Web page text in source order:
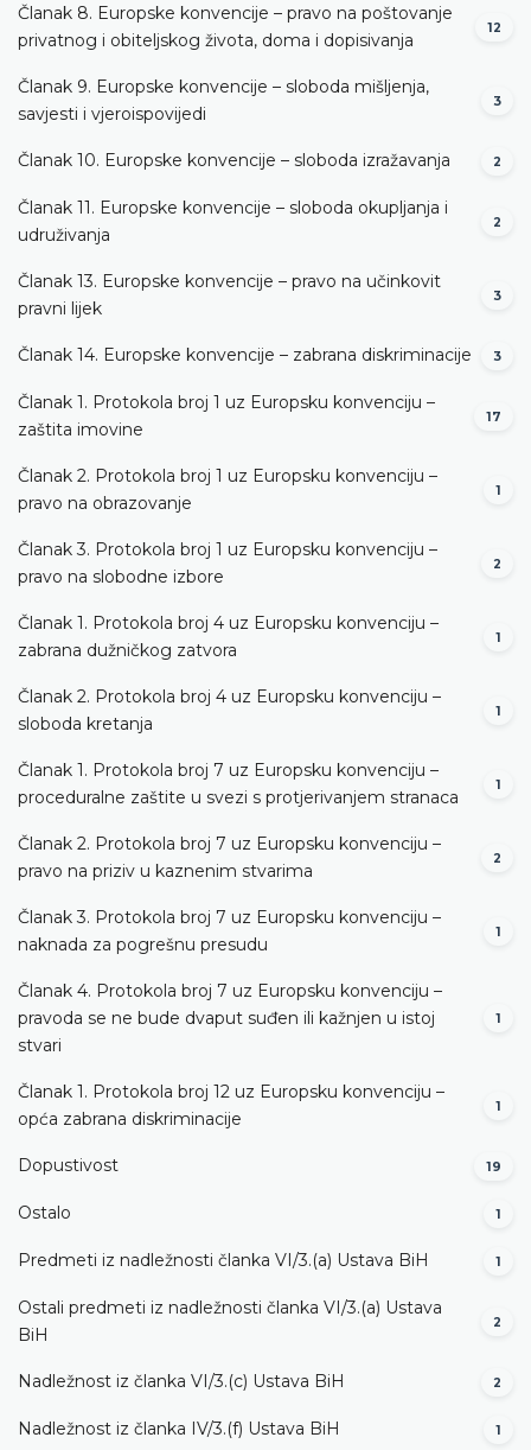
Članak 8. Europske konvencije – pravo na poštovanje
privatnog i obiteljskog života, doma i dopisivanja
12
Članak 9. Europske konvencije – sloboda mišljenja,
savjesti i vjeroispovijedi
3
Članak 10. Europske konvencije – sloboda izražavanja 2
Članak 11. Europske konvencije – sloboda okupljanja i
udruživanja
2
Članak 13. Europske konvencije – pravo na učinkovit
pravni lijek
3
Članak 14. Europske konvencije – zabrana diskriminacije 3
Članak 1. Protokola broj 1 uz Europsku konvenciju –
zaštita imovine
17
Članak 2. Protokola broj 1 uz Europsku konvenciju –
pravo na obrazovanje
1
Članak 3. Protokola broj 1 uz Europsku konvenciju –
pravo na slobodne izbore
2
Članak 1. Protokola broj 4 uz Europsku konvenciju –
zabrana dužničkog zatvora
1
Članak 2. Protokola broj 4 uz Europsku konvenciju –
sloboda kretanja
1
Članak 1. Protokola broj 7 uz Europsku konvenciju –
proceduralne zaštite u svezi s protjerivanjem stranaca
1
Članak 2. Protokola broj 7 uz Europsku konvenciju –
pravo na priziv u kaznenim stvarima
2
Članak 3. Protokola broj 7 uz Europsku konvenciju –
naknada za pogrešnu presudu
1
Članak 4. Protokola broj 7 uz Europsku konvenciju –
pravoda se ne bude dvaput suđen ili kažnjen u istoj
stvari
1
Članak 1. Protokola broj 12 uz Europsku konvenciju –
opća zabrana diskriminacije
1
Dopustivost 19
Ostalo 1
Predmeti iz nadležnosti članka VI/3.(a) Ustava BiH 1
Ostali predmeti iz nadležnosti članka VI/3.(a) Ustava
BiH
2
Nadležnost iz članka VI/3.(c) Ustava BiH 2
Nadležnost iz članka IV/3.(f) Ustava BiH 1